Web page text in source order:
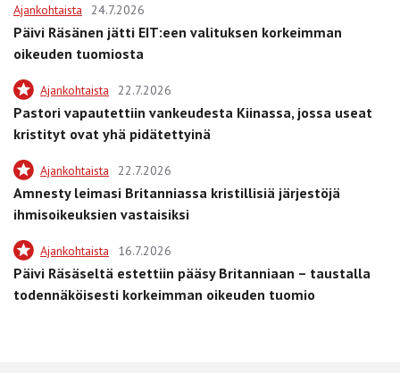
Ajankohtaista 24.7.2026
Päivi Räsänen jätti EIT:een valituksen korkeimman
oikeuden tuomiosta
Ajankohtaista 22.7.2026
Pastori vapautettiin vankeudesta Kiinassa, jossa useat
kristityt ovat yhä pidätettyinä
Ajankohtaista 22.7.2026
Amnesty leimasi Britanniassa kristillisiä järjestöjä
ihmisoikeuksien vastaisiksi
Ajankohtaista 16.7.2026
Päivi Räsäseltä estettiin pääsy Britanniaan – taustalla
todennäköisesti korkeimman oikeuden tuomio